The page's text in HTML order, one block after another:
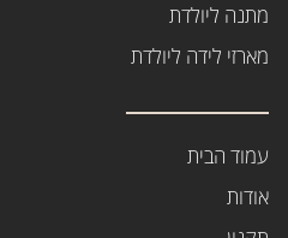
מתנה ליולדת
מארזי לידה ליולדת
עמוד הבית
אודות